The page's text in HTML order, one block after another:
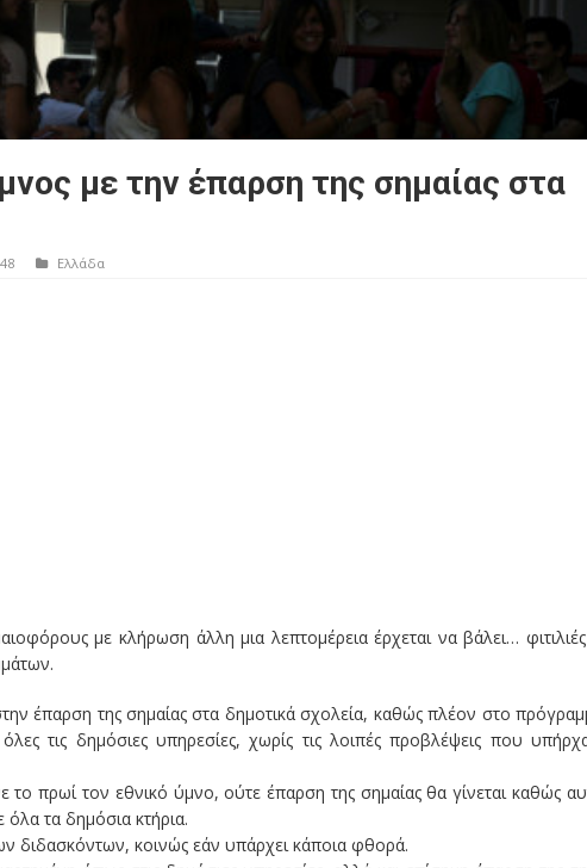
με την έπαρση της σημαίας στα
Ελλάδα
με κλήρωση άλλη μια λεπτομέρεια έρχεται να βάλει…
έπαρση της σημαίας στα δημοτικά σχολεία, καθώς πλέον στο
τις δημόσιες υπηρεσίες, χωρίς τις λοιπές προβλέψεις που
το πρωί τον εθνικό ύμνο, ούτε έπαρση της σημαίας θα γίνεται καθώς
τα δημόσια κτήρια.
διδασκόντων, κοινώς εάν υπάρχει κάποια φθορά.